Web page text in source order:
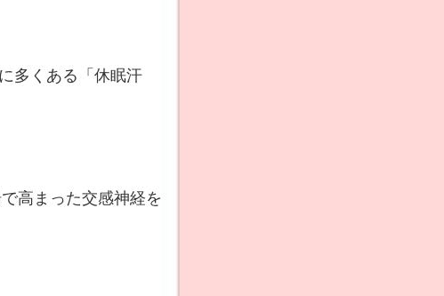
多くある「休眠汗
高まった交感神経を